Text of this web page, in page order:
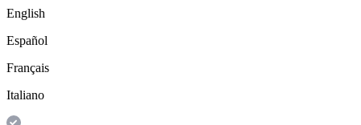
English
Español
Français
Italiano